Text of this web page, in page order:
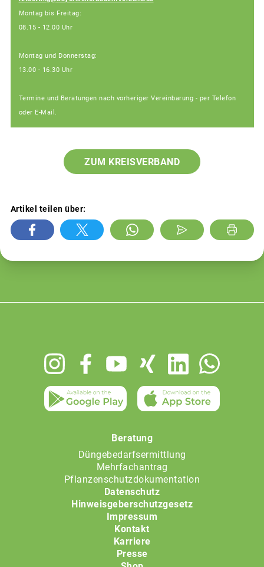
Montag bis Freitag:
08.15 - 12.00 Uhr
Montag und Donnerstag:
13.00 - 16.30 Uhr
Termine und Beratungen nach vorheriger Vereinbarung - per Telefon
oder E-Mail.
ZUM KREISVERBAND
Artikel teilen über:
Beratung
Düngebedarfsermittlung
Mehrfachantrag
Pflanzenschutzdokumentation
Datenschutz
Hinweisgeberschutzgesetz
Impressum
Kontakt
Karriere
Presse